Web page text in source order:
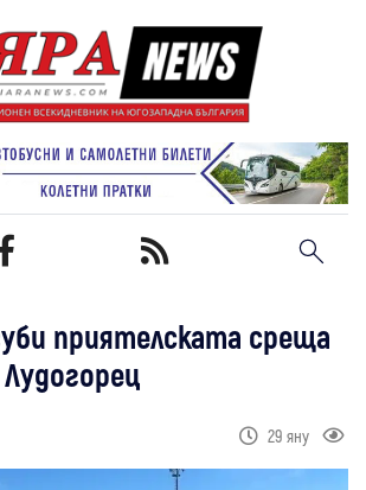
приятелската среща
29 яну